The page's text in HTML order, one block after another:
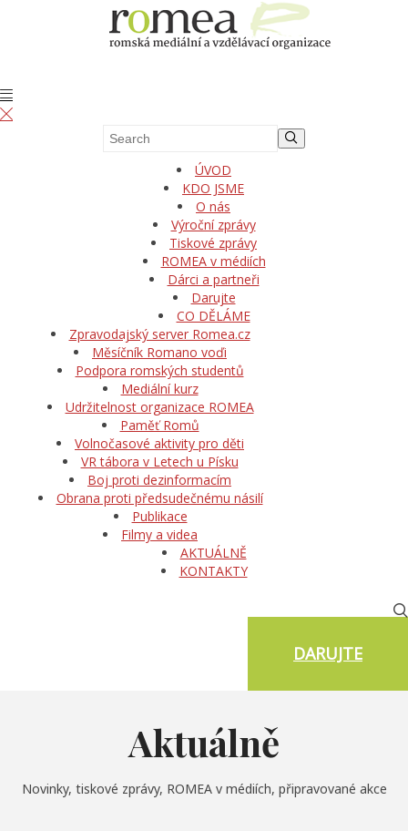
ÚVOD
KDO JSME
O nás
Výroční zprávy
Tiskové zprávy
ROMEA v médiích
Dárci a partneři
Darujte
CO DĚLÁME
Zpravodajský server Romea.cz
Měsíčník Romano voďi
Podpora romských studentů
Mediální kurz
Udržitelnost organizace ROMEA
Paměť Romů
Volnočasové aktivity pro děti
VR tábora v Letech u Písku
Boj proti dezinformacím
Obrana proti předsudečnému násilí
Publikace
Filmy a videa
AKTUÁLNĚ
KONTAKTY
DARUJTE
Aktuálně
Novinky, tiskové zprávy, ROMEA v médiích, připravované akce